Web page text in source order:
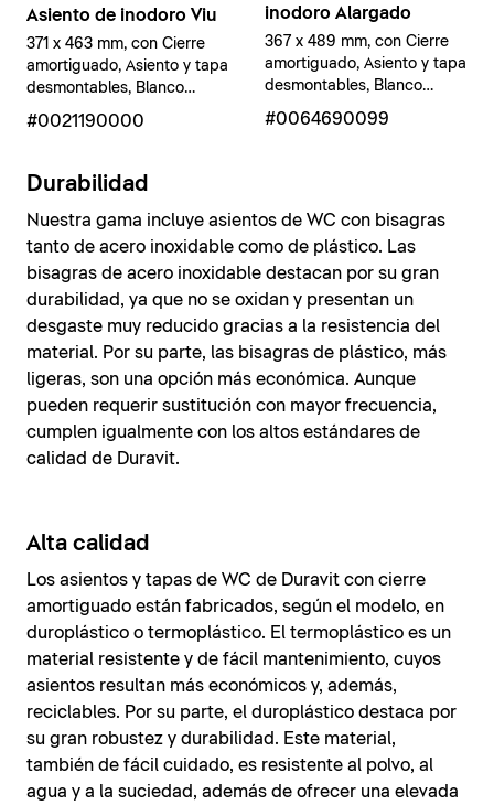
Asiento de inodoro Viu
371 x 463 mm, con Cierre
amortiguado, Asiento y tapa
desmontables, Blanco
brillante
#0021190000
inodoro Alargado
367 x 489 mm, con Cierre
amortiguado, Asiento y tapa
desmontables, Blanco
brillante
#0064690099
Durabilidad
Nuestra gama incluye asientos de WC con bisagras
tanto de acero inoxidable como de plástico. Las
bisagras de acero inoxidable destacan por su gran
durabilidad, ya que no se oxidan y presentan un
desgaste muy reducido gracias a la resistencia del
material. Por su parte, las bisagras de plástico, más
ligeras, son una opción más económica. Aunque
pueden requerir sustitución con mayor frecuencia,
cumplen igualmente con los altos estándares de
calidad de Duravit.
Alta calidad
Los asientos y tapas de WC de Duravit con cierre
amortiguado están fabricados, según el modelo, en
duroplástico o termoplástico. El termoplástico es un
material resistente y de fácil mantenimiento, cuyos
asientos resultan más económicos y, además,
reciclables. Por su parte, el duroplástico destaca por
su gran robustez y durabilidad. Este material,
también de fácil cuidado, es resistente al polvo, al
agua y a la suciedad, además de ofrecer una elevada